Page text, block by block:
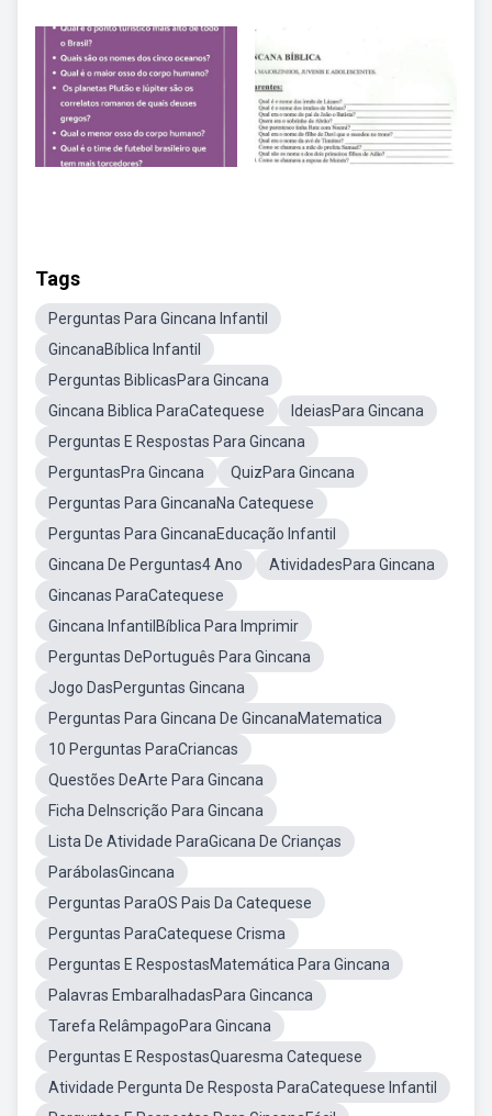
Tags
Perguntas Para Gincana Infantil
GincanaBíblica Infantil
Perguntas BiblicasPara Gincana
Gincana Biblica ParaCatequese
IdeiasPara Gincana
Perguntas E Respostas Para Gincana
PerguntasPra Gincana
QuizPara Gincana
Perguntas Para GincanaNa Catequese
Perguntas Para GincanaEducação Infantil
Gincana De Perguntas4 Ano
AtividadesPara Gincana
Gincanas ParaCatequese
Gincana InfantilBíblica Para Imprimir
Perguntas DePortuguês Para Gincana
Jogo DasPerguntas Gincana
Perguntas Para Gincana De GincanaMatematica
10 Perguntas ParaCriancas
Questões DeArte Para Gincana
Ficha DeInscrição Para Gincana
Lista De Atividade ParaGicana De Crianças
ParábolasGincana
Perguntas ParaOS Pais Da Catequese
Perguntas ParaCatequese Crisma
Perguntas E RespostasMatemática Para Gincana
Palavras EmbaralhadasPara Gincanca
Tarefa RelâmpagoPara Gincana
Perguntas E RespostasQuaresma Catequese
Atividade Pergunta De Resposta ParaCatequese Infantil